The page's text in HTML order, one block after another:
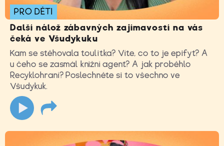
PRO DĚTI
Další nálož zábavných zajímavostí na vás
čeká ve Všudykuku
Kam se stěhovala toulitka? Víte, co to je epifyt? A
u čeho se zasmál knižní agent? A jak proběhlo
Recyklohraní? Poslechněte si to všechno ve
Všudykuk.